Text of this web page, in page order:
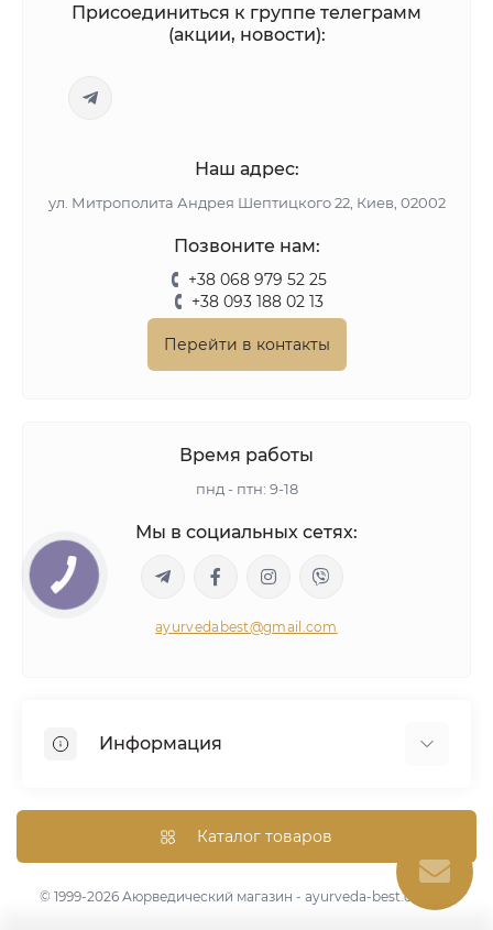
Присоединиться к группе телеграмм
(акции, новости):
Наш адрес:
ул. Митрополита Андрея Шептицкого 22, Киев, 02002
Позвоните нам:
+38 068 979 52 25
+38 093 188 02 13
Перейти в контакты
Время работы
пнд - птн: 9-18
Мы в социальных сетях:
ayurvedabest@gmail.com
Информация
Аюрведическая консультация
Оптом/Скидки
Карта сайта
Каталог товаров
© 1999-2026 Аюрведический магазин - ayurveda-best.com.ua